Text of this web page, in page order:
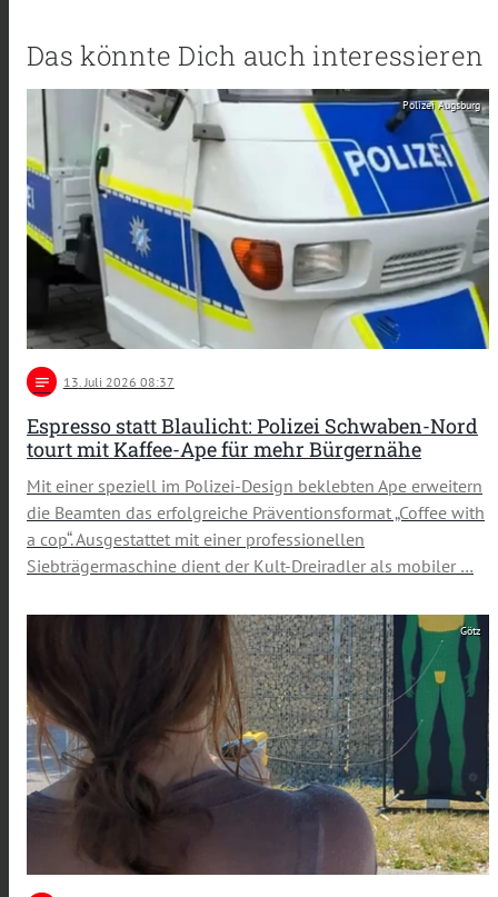
Das könnte Dich auch interessieren
Polizei Augsburg
notes 13 . Juli 2026 08:37
Espresso statt Blaulicht: Polizei Schwaben-Nord
tourt mit Kaffee-Ape für mehr Bürgernähe
Mit einer speziell im Polizei-Design beklebten Ape erweitern
die Beamten das erfolgreiche Präventionsformat „Coffee with
a cop“. Ausgestattet mit einer professionellen
Siebträgermaschine dient der Kult-Dreiradler als mobiler …
Götz